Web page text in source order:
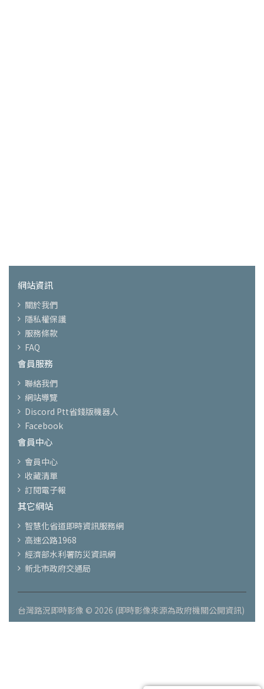
網站資訊
關於我們
隱私權保護
服務條款
FAQ
會員服務
聯絡我們
網站導覽
Discord Ptt省錢版機器人
Facebook
會員中心
會員中心
收藏清單
訂閱電子報
其它網站
智慧化省道即時資訊服務網
高速公路1968
經濟部水利署防災資訊網
新北市政府交通局
台灣路況即時影像 © 2026 (即時影像來源為政府機關公開資訊)